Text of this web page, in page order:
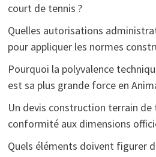
court de tennis ?
Quelles autorisations
pour appliquer les normes
Pourquoi la polyvalence
est sa plus grande force en
Un devis construction terrain
conformité aux dimensions
Quels éléments doivent figurer